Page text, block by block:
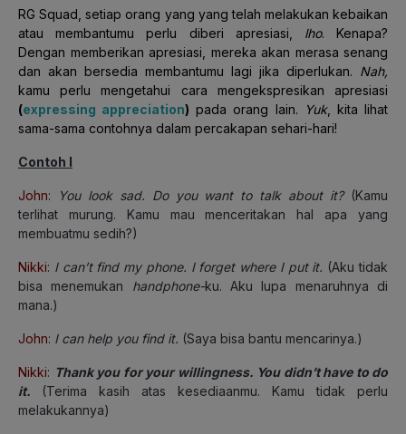
RG Squad, setiap orang yang yang telah melakukan kebaikan
atau membantumu perlu diberi apresiasi, lho. Kenapa?
Dengan memberikan apresiasi, mereka akan merasa senang
dan akan bersedia membantumu lagi jika diperlukan. Nah,
kamu perlu mengetahui cara mengekspresikan apresiasi
(expressing appreciation) pada orang lain. Yuk, kita lihat
sama-sama contohnya dalam percakapan sehari-hari!
Contoh I
John: You look sad. Do you want to talk about it? (Kamu
terlihat murung. Kamu mau menceritakan hal apa yang
membuatmu sedih?)
Nikki: I can’t find my phone. I forget where I put it. (Aku tidak
bisa menemukan handphone-ku. Aku lupa menaruhnya di
mana.)
John: I can help you find it. (Saya bisa bantu mencarinya.)
Nikki: Thank you for your willingness. You didn’t have to do
it.
(Terima kasih atas kesediaanmu. Kamu tidak perlu
melakukannya)